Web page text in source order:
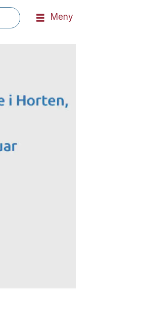
Meny